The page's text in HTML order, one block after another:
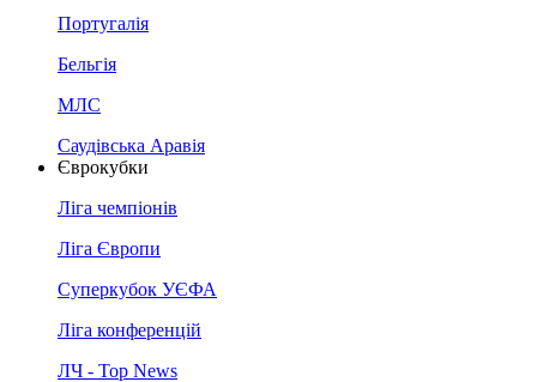
Португалія
Бельгія
МЛС
Саудівська Аравія
Єврокубки
Ліга чемпіонів
Ліга Європи
Суперкубок УЄФА
Ліга конференцій
ЛЧ - Top News